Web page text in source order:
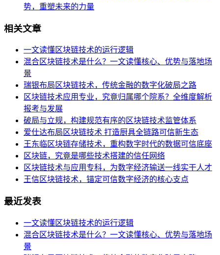
势，重塑未来的力量
相关文章
一文读懂区块链技术的运行逻辑
混合区块链技术是什么？一文读懂核心、优势与落地场
景
瑞银布局区块链技术，传统金融的数字化破局之路
区块链技术应用专业，究竟归属哪个院系？全维度解析
报考与发展
破局与立规，构建规范有序的区块链技术监管体系
爱仕达布局区块链技术 打造厨具全链路可信新生态
王东临区块链存储技术，重构数字时代的数据可信底座
区块链，究竟是哪些技术搭建的信任网络
区块链技术与应用专科，为数字经济输送一线实干人才
王信区块链技术，锚定可信数字经济的核心支点
最近发表
一文读懂区块链技术的运行逻辑
混合区块链技术是什么？一文读懂核心、优势与落地场
景